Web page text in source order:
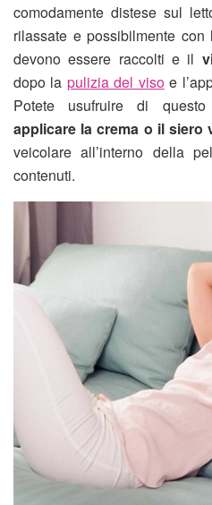
comodamente distese sul
rilassate e possibilmente
devono essere raccolti e il
dopo la pulizia del visoe
Potete usufruire di
applicare la crema o il siero
veicolare all’interno della
contenuti.